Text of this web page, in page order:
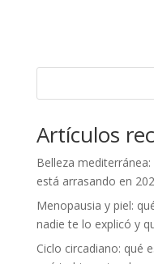
Artículos
Belleza
está arrasando en
Menopausia y piel:
nadie te lo explicó y
Ciclo circadiano: qué